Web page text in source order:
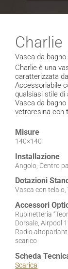
Charlie
Vasca da
Charlie è una
caratterizzata
Accessoriabile
qualsiasi stile di
Vasca da
vetroresina con
Misure
140×140
Installazione
Angolo, Centro
Dotazioni
Vasca con
Accessori
Rubinetteria
Dorsale, Airpool
Radio
scarico
Scheda
Scarica